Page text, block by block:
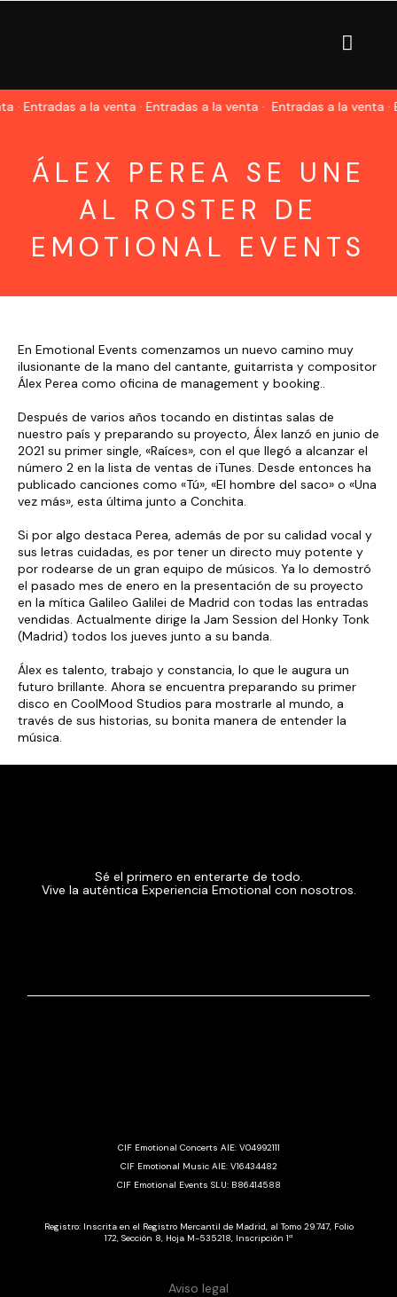
Entradas a la venta · Entradas a la venta · Entradas a la venta ·
ÁLEX PEREA SE UNE
AL ROSTER DE
EMOTIONAL EVENTS
En Emotional Events comenzamos un nuevo camino muy
ilusionante de la mano del cantante, guitarrista y compositor
Álex Perea como oficina de management y booking..
Después de varios años tocando en distintas salas de
nuestro país y preparando su proyecto, Álex lanzó en junio de
2021 su primer single, «Raíces», con el que llegó a alcanzar el
número 2 en la lista de ventas de iTunes. Desde entonces ha
publicado canciones como «Tú», «El hombre del saco» o «Una
vez más», esta última junto a Conchita.
Si por algo destaca Perea, además de por su calidad vocal y
sus letras cuidadas, es por tener un directo muy potente y
por rodearse de un gran equipo de músicos. Ya lo demostró
el pasado mes de enero en la presentación de su proyecto
en la mítica Galileo Galilei de Madrid con todas las entradas
vendidas. Actualmente dirige la Jam Session del Honky Tonk
(Madrid) todos los jueves junto a su banda.
Álex es talento, trabajo y constancia, lo que le augura un
futuro brillante. Ahora se encuentra preparando su primer
disco en CoolMood Studios para mostrarle al mundo, a
través de sus historias, su bonita manera de entender la
música.
Sé el primero en enterarte de todo.
Vive la auténtica Experiencia Emotional con nosotros.
CIF Emotional Concerts AIE: V04992111
CIF Emotional Music AIE: V16434482
CIF Emotional Events SLU: B86414588
Registro: Inscrita en el Registro Mercantil de Madrid, al Tomo 29.747, Folio
172, Sección 8, Hoja M-535218, Inscripción 1ª
Aviso legal